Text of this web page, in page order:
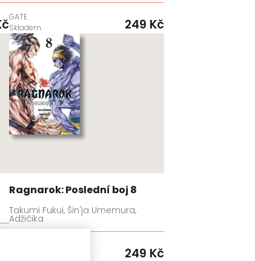
GATE
Skladem
249 Kč
Ragnarok: Poslední boj 8
Takumi Fukui, Šin'ja Umemura,
Adžičika
249 Kč